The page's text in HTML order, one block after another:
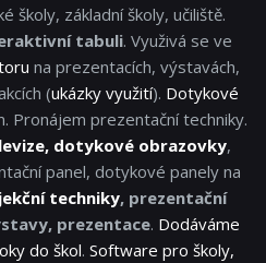
školy, základní školy, učiliště.
tabuli. Využivá se ve
na prezentacích, výstavách,
(ukázky využití). Dotykové
Pronájem prezentační techniky.
dotykové obrazovky,
panel, dotykové panely na
techniky, prezentační
prezentace. Dodáváme
do škol. Software pro školy,